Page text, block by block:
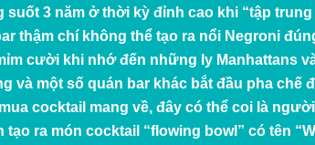
3 năm ở thời kỳ đỉnh cao khi “tập
thậm chí không thể tạo ra nổi Negroni
cười khi nhớ đến những ly Manhattans
và một số quán bar khác bắt đầu pha
cocktail mang về, đây có thể coi là
tạo ra món cocktail “flowing bowl” có tên